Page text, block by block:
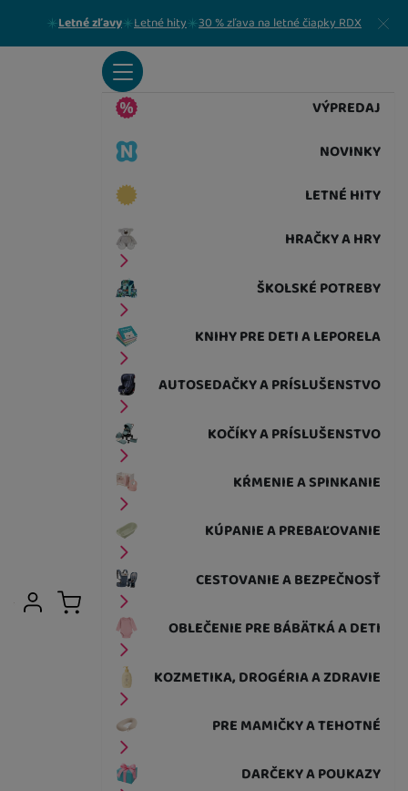
Letné zľavy Letné hity 30 % zľava na letné čiapky RDX Zavrieť
VÝPREDAJ
NOVINKY
LETNÉ HITY
HRAČKY A HRY
ŠKOLSKÉ POTREBY
KNIHY PRE DETI A LEPORELA
AUTOSEDAČKY A PRÍSLUŠENSTVO
KOČÍKY A PRÍSLUŠENSTVO
KŔMENIE A SPINKANIE
KÚPANIE A PREBAĽOVANIE
CESTOVANIE A BEZPEČNOSŤ
OBLEČENIE PRE BÁBÄTKÁ A DETI
KOZMETIKA, DROGÉRIA A ZDRAVIE
PRE MAMIČKY A TEHOTNÉ
DARČEKY A POUKAZY
Užívateľská sekcia
Prihlásiť sa
Košík